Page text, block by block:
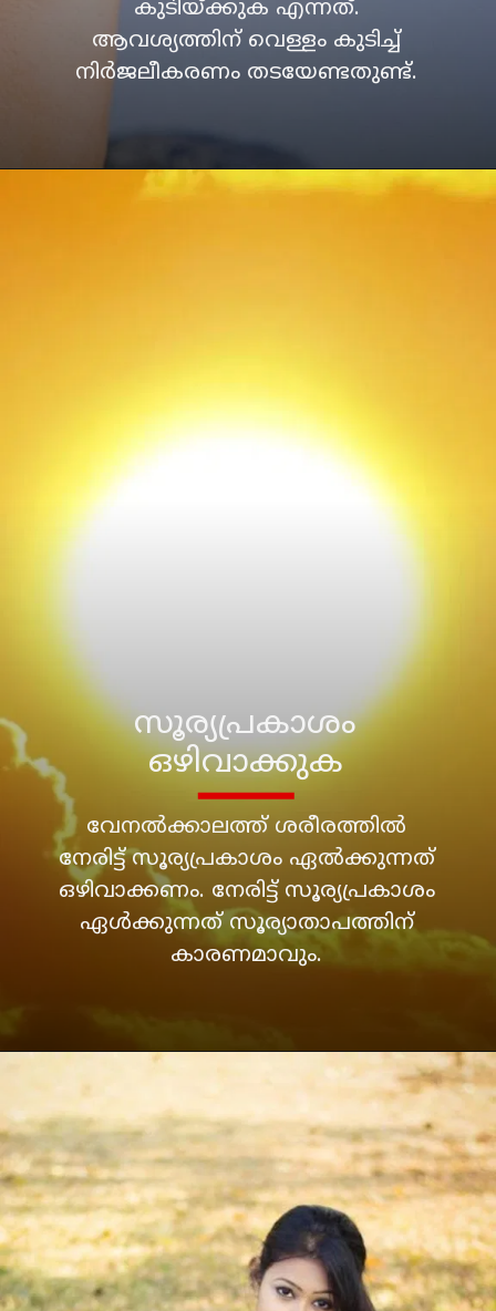
കുടിയ്ക്കുക എന്നത്.
ആവശ്യത്തിന് വെള്ളം കുടിച്ച്
വേനൽക്കാലത്ത് ശരീരത്തിൽ
നേരിട്ട് സൂര്യപ്രകാശം ഏൽക്കുന്നത്
ഒഴിവാക്കണം. നേരിട്ട് സൂര്യപ്രകാശം
ഏൾക്കുന്നത് സൂര്യാതാപത്തിന്
സൂര്യപ്രകാശം
ഒഴിവാക്കുക